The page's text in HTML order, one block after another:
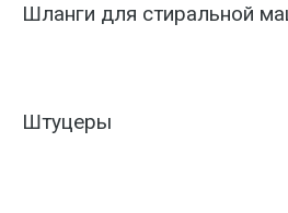
Шланги для стиральной
Штуцеры